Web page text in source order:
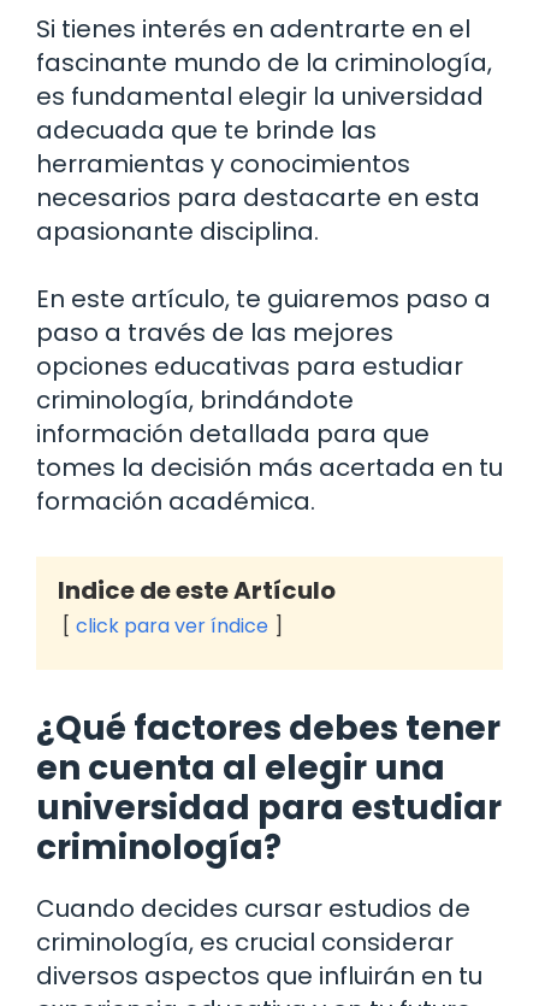
Si tienes interés en adentrarte en el
fascinante mundo de la criminología,
es fundamental elegir la universidad
adecuada que te brinde las
herramientas y conocimientos
necesarios para destacarte en esta
apasionante disciplina.
En este artículo, te guiaremos paso a
paso a través de las mejores
opciones educativas para estudiar
criminología, brindándote
información detallada para que
tomes la decisión más acertada en tu
formación académica.
Indice de este Artículo
click para ver índice
¿Qué factores debes tener
en cuenta al elegir una
universidad para estudiar
criminología?
Cuando decides cursar estudios de
criminología, es crucial considerar
diversos aspectos que influirán en tu